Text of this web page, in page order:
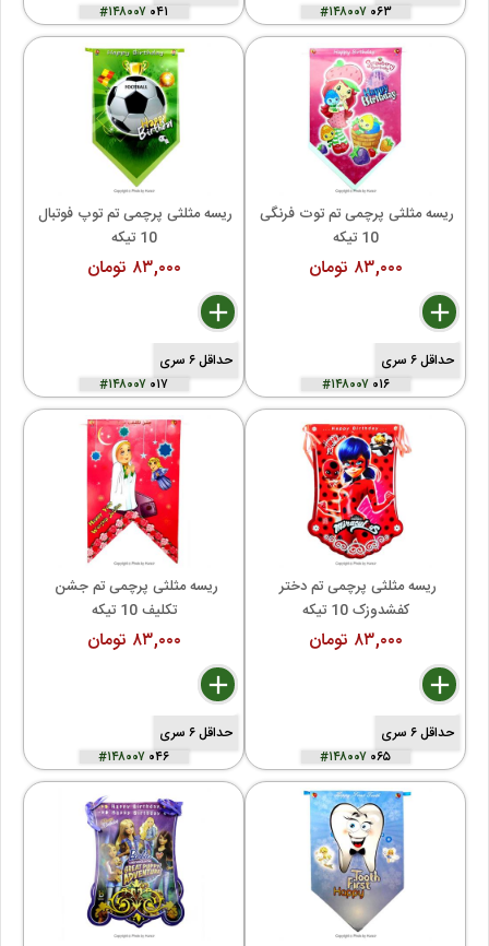
#۱۴۸۰۰۷ ۰۴۱
#۱۴۸۰۰۷۰۶۳
10 تیکه
۸۳,۰۰۰ تومان
delete
remove
add
حداقل ۶ سری
#۱۴۸۰۰۷ ۰۱۷
10 تیکه
۸۳,۰۰۰ تومان
delete
remove
add
حداقل ۶ سری
#۱۴۸۰۰۷۰۱۶
تکلیف 10 تیکه
۸۳,۰۰۰ تومان
delete
remove
add
حداقل ۶ سری
#۱۴۸۰۰۷ ۰۴۶
ریسه مثلثی پرچمی تم دختر
کفشدوزک 10 تیکه
۸۳,۰۰۰ تومان
delete
remove
add
حداقل ۶ سری
#۱۴۸۰۰۷ ۰۶۵